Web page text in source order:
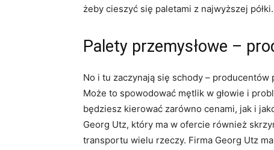
żeby cieszyć się paletami z najwyższej półki.
Palety przemysłowe –
No i tu zaczynają się schody –
Może to spowodować mętlik w głowie i
będziesz kierować zarówno cenami, jak i
Georg Utz, który ma w ofercie również
transportu wielu rzeczy. Firma Georg Utz